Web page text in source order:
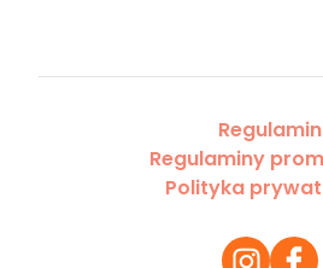
Regulamin
Regulaminy
Polityka